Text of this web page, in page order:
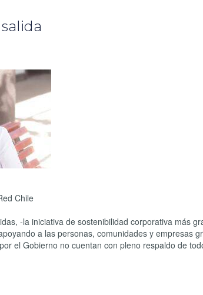
Chile
-la iniciativa de sostenibilidad corporativa más
a las personas, comunidades y empresas
el Gobierno no cuentan con pleno respaldo de